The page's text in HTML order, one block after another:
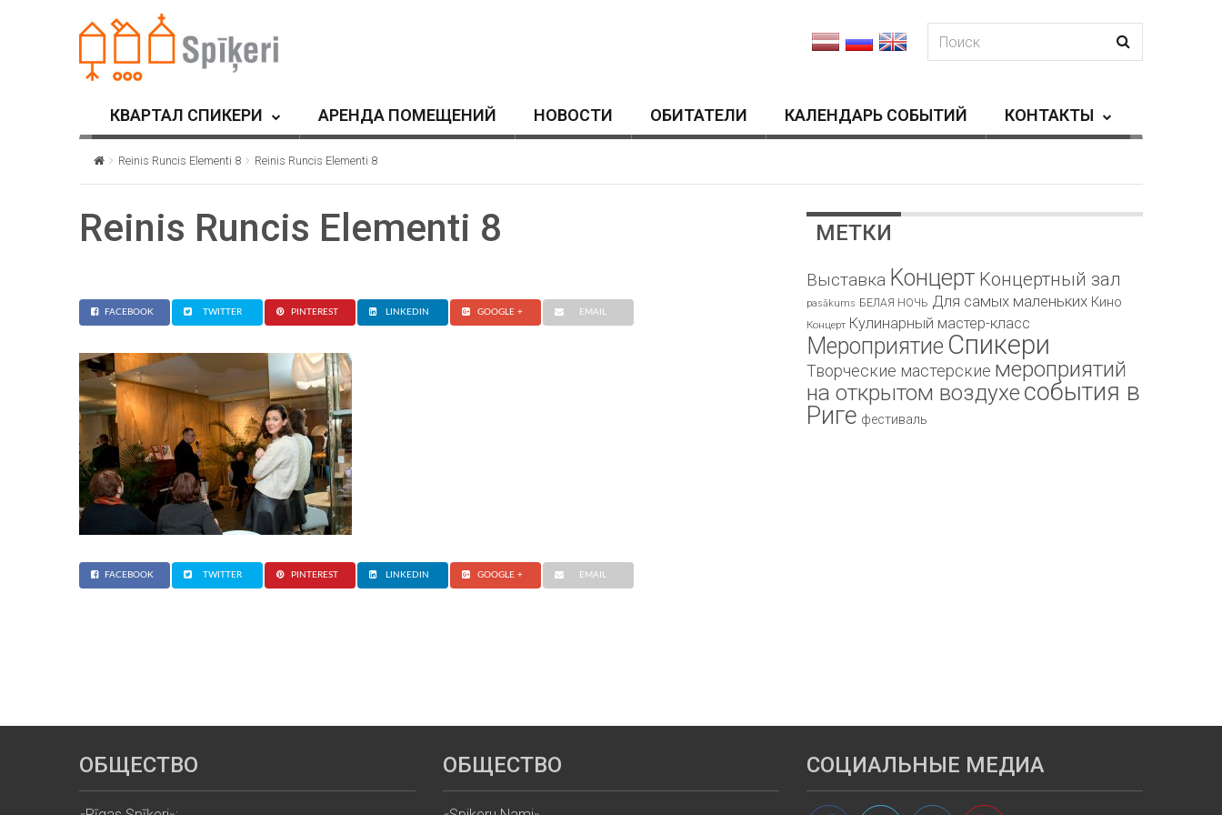
КВАРТАЛ СПИКЕРИ АРЕНДА ПОМЕЩЕНИЙ HОВОСТИ ОБИТАТЕЛИ КАЛЕНДАРЬ СОБЫТИЙ КОНТАКТЫ
Reinis Runcis Elementi 8 Reinis Runcis Elementi 8
Reinis Runcis Elementi 8
FACEBOOK TWITTER PINTEREST LINKEDIN GOOGLE + EMAIL
FACEBOOK TWITTER PINTEREST LINKEDIN GOOGLE + EMAIL
МЕТКИ
Bыставка Kонцерт Kонцертный зал
pasākums БЕЛАЯ НОЧЬ Для самых маленьких Кино
Концерт Кулинарный мастер-класс
Мероприятие Спикери
Творческие мастерские мероприятий
на открытом воздухе события в
Риге фестиваль
ОБЩЕСТВО ОБЩЕСТВО СОЦИАЛЬНЫЕ МЕДИА